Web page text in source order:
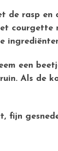
de rasp
courgette
een
Als de
fijn